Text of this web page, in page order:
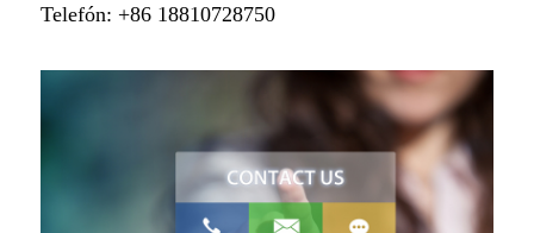
Telefón: +86 18810728750